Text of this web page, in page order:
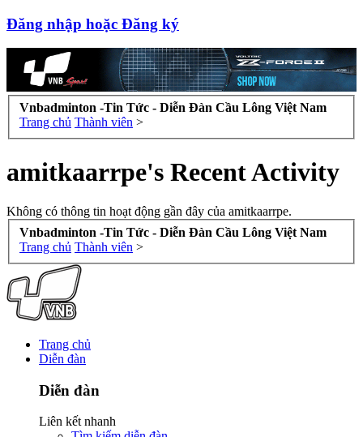
Đăng nhập hoặc Đăng ký
Vnbadminton -Tin Tức - Diễn Đàn Cầu Lông Việt Nam
Trang chủ Thành viên >
amitkaarrpe's Recent Activity
Không có thông tin hoạt động gần đây của amitkaarrpe.
Vnbadminton -Tin Tức - Diễn Đàn Cầu Lông Việt Nam
Trang chủ Thành viên >
Trang chủ
Diễn đàn
Diễn đàn
Liên kết nhanh